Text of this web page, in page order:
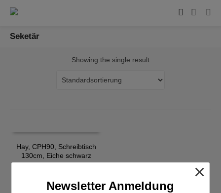
Seketär
Showing the single result
Hay, CPH90, Schreibtisch
130cm, Eiche schwarz
Newsletter Anmeldung
×